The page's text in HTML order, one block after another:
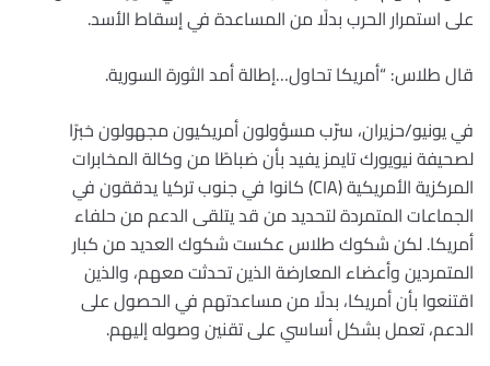
على استمرار الحرب بدلًا من المساعدة في إسقاط الأسد.
قال طلاس: “أمريكا تحاول…إطالة أمد الثورة السورية.
في يونيو/حزيران، سرّب مسؤولون أمريكيون مجهولون خبرًا
لصحيفة نيويورك تايمز يفيد بأن ضباطًا من وكالة المخابرات
المركزية الأمريكية (CIA) كانوا في جنوب تركيا يدققون في
الجماعات المتمردة لتحديد من قد يتلقى الدعم من حلفاء
أمريكا. لكن شكوك طلاس عكست شكوك العديد من كبار
المتمردين وأعضاء المعارضة الذين تحدثت معهم، والذين
اقتنعوا بأن أمريكا، بدلًا من مساعدتهم في الحصول على
الدعم، تعمل بشكل أساسي على تقنين وصوله إليهم.